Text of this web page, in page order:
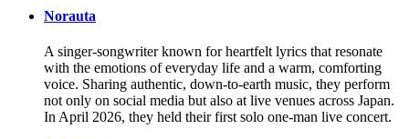
Norauta
A singer-songwriter known for heartfelt lyrics that resonate
with the emotions of everyday life and a warm, comforting
voice. Sharing authentic, down-to-earth music, they perform
not only on social media but also at live venues across Japan.
In April 2026, they held their first solo one-man live concert.